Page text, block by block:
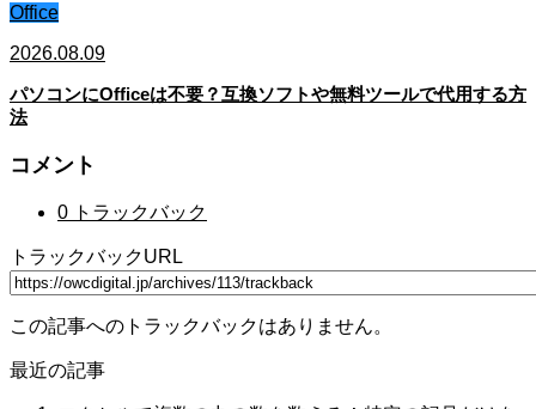
Office
2026.08.09
パソコンにOfficeは不要？互換ソフトや無料ツールで代用する方
法
コメント
0 トラックバック
トラックバックURL
この記事へのトラックバックはありません。
最近の記事